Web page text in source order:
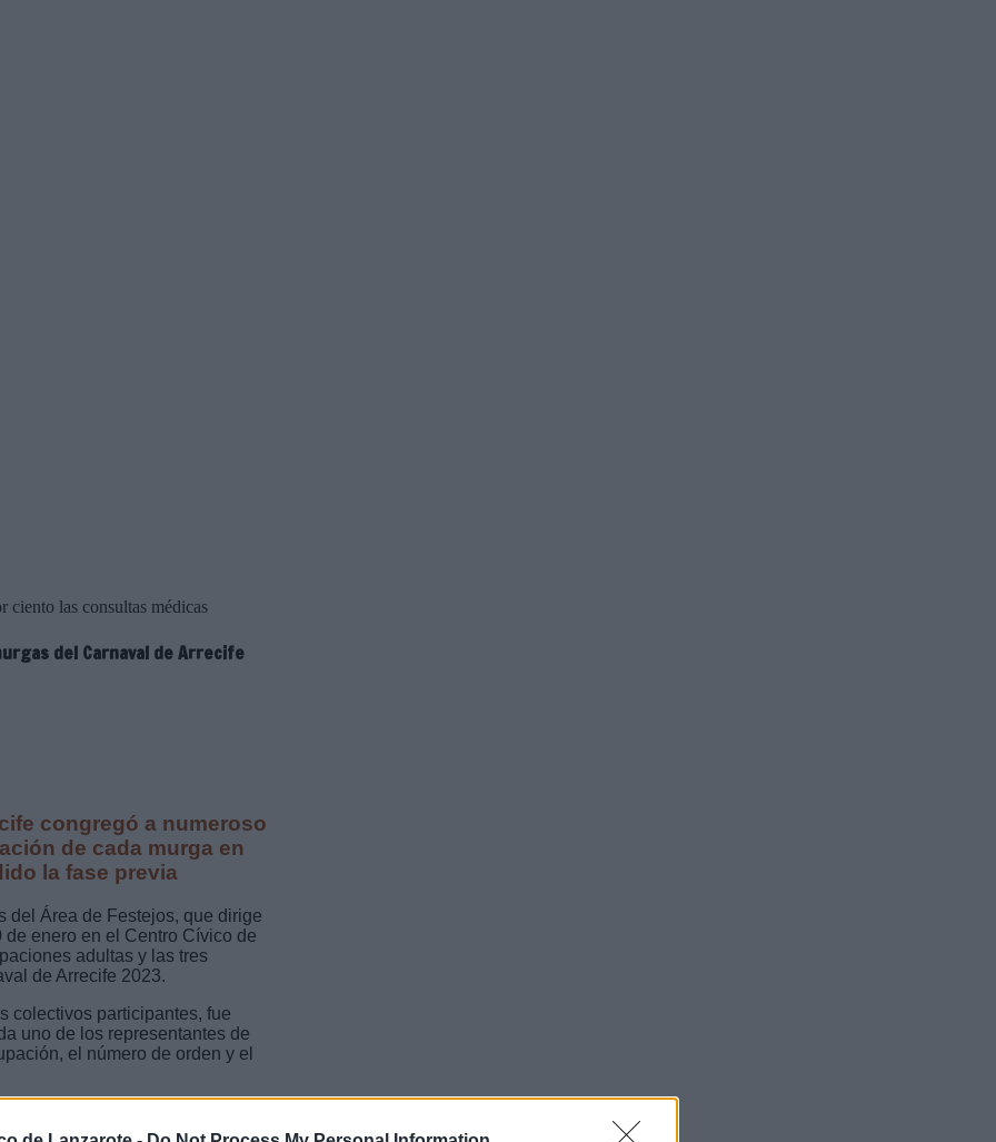
las consultas médicas
del Carnaval de Arrecife
congregó a numeroso
de cada murga en
la fase previa
del Área de Festejos, que dirige
enero en el Centro Cívico de
adultas y las tres
de Arrecife 2023.
colectivos participantes, fue
uno de los representantes de
el número de orden y el
Páez, destacó la
previamente consensuado